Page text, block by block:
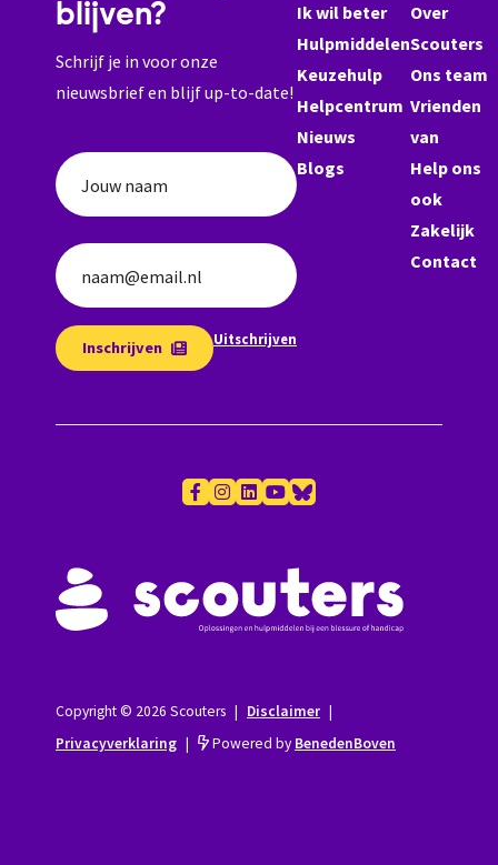
blijven?
Schrijf je in voor onze
nieuwsbrief en blijf up-to-date!
Jouw naam
naam@email.nl
Inschrijven Uitschrijven
Ik wil beter
Hulpmiddelen
Keuzehulp
Helpcentrum
Nieuws
Blogs
Over
Scouters
Ons team
Vrienden
van
Help ons
ook
Zakelijk
Contact
Copyright © 2026 Scouters | Disclaimer |
Privacyverklaring | Powered by BenedenBoven